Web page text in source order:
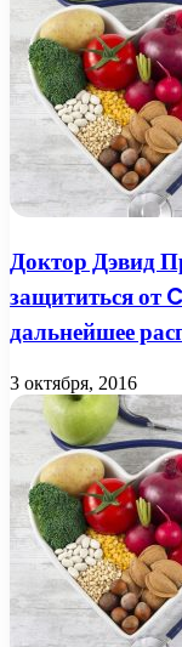
Доктор Дэвид
защититься от
дальнейшее
3 октября, 2016